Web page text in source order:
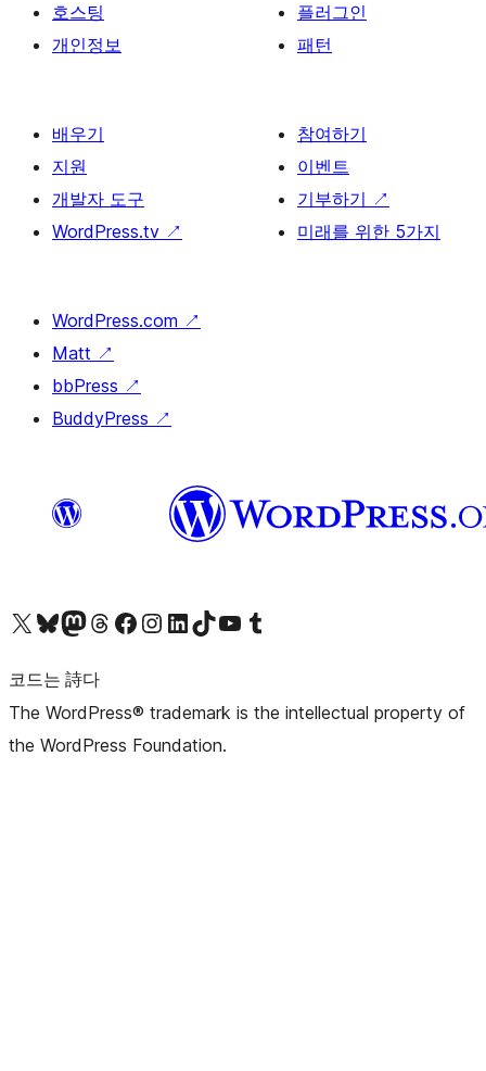
호스팅
개인정보
플러그인
패턴
배우기
지원
개발자 도구
WordPress.tv ↗
참여하기
이벤트
기부하기 ↗
미래를 위한 5가지
WordPress.com ↗
Matt ↗
bbPress ↗
BuddyPress ↗
X(이전 트위터) 계정 방문하기블루스카이 계정 방문하기마스토돈 계정 방문하기스레드 계정 방문하기 페이스북 페이지 방문하기인스타그램 계정 방문하기 LinkedIn 계정 방문하기틱톡 계정 방문하기유튜브 채널 방문하기 텀블러 계정 방문하기
코드는 詩다
The WordPress® trademark is the intellectual property of
the WordPress Foundation.